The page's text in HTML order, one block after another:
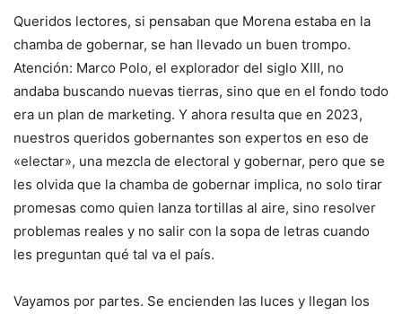
Queridos lectores, si pensaban que Morena estaba en la
chamba de gobernar, se han llevado un buen trompo.
Atención: Marco Polo, el explorador del siglo XIII, no
andaba buscando nuevas tierras, sino que en el fondo todo
era un plan de marketing. Y ahora resulta que en 2023,
nuestros queridos gobernantes son expertos en eso de
«electar», una mezcla de electoral y gobernar, pero que se
les olvida que la chamba de gobernar implica, no solo tirar
promesas como quien lanza tortillas al aire, sino resolver
problemas reales y no salir con la sopa de letras cuando
les preguntan qué tal va el país.
Vayamos por partes. Se encienden las luces y llegan los